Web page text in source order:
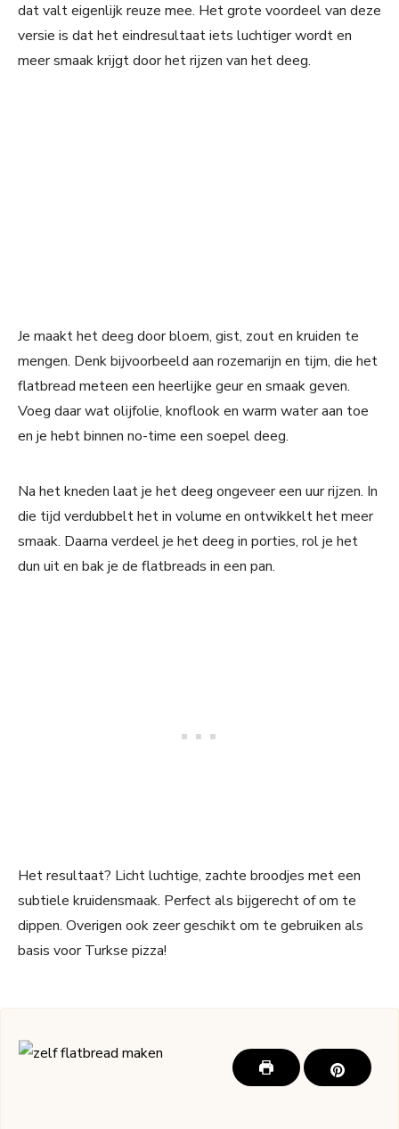
dat valt eigenlijk reuze mee. Het grote voordeel van deze
versie is dat het eindresultaat iets luchtiger wordt en
meer smaak krijgt door het rijzen van het deeg.
Je maakt het deeg door bloem, gist, zout en kruiden te
mengen. Denk bijvoorbeeld aan rozemarijn en tijm, die het
flatbread meteen een heerlijke geur en smaak geven.
Voeg daar wat olijfolie, knoflook en warm water aan toe
en je hebt binnen no-time een soepel deeg.
Na het kneden laat je het deeg ongeveer een uur rijzen. In
die tijd verdubbelt het in volume en ontwikkelt het meer
smaak. Daarna verdeel je het deeg in porties, rol je het
dun uit en bak je de flatbreads in een pan.
Het resultaat? Licht luchtige, zachte broodjes met een
subtiele kruidensmaak. Perfect als bijgerecht of om te
dippen. Overigen ook zeer geschikt om te gebruiken als
basis voor Turkse pizza!